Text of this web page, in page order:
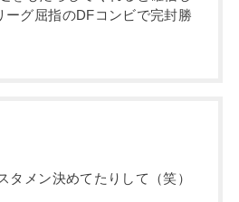
ーグ屈指のDFコンビで完封勝
タメン決めてたりして（笑）